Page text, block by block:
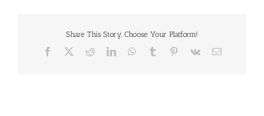
Share This Story, Choose Your Platform!
Facebook RedditLinkedInWhatsApp
Tumblr Pinterest
Vk
E-